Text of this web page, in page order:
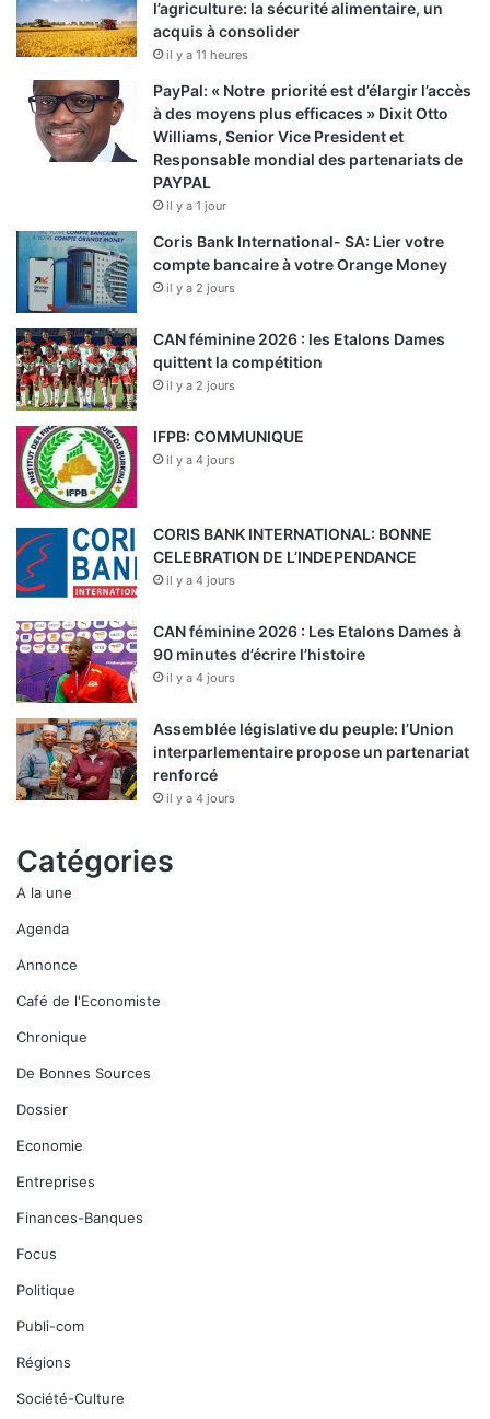
l’agriculture: la sécurité alimentaire, un
acquis à consolider
il y a 11 heures
PayPal: « Notre priorité est d’élargir l’accès
à des moyens plus efficaces » Dixit Otto
Williams, Senior Vice President et
Responsable mondial des partenariats de
PAYPAL
il y a 1 jour
Coris Bank International- SA: Lier votre
compte bancaire à votre Orange Money
il y a 2 jours
CAN féminine 2026 : les Etalons Dames
quittent la compétition
il y a 2 jours
IFPB: COMMUNIQUE
il y a 4 jours
CORIS BANK INTERNATIONAL: BONNE
CELEBRATION DE L’INDEPENDANCE
il y a 4 jours
CAN féminine 2026 : Les Etalons Dames à
90 minutes d’écrire l’histoire
il y a 4 jours
Assemblée législative du peuple: l’Union
interparlementaire propose un partenariat
renforcé
il y a 4 jours
Catégories
A la une
Agenda
Annonce
Café de l'Economiste
Chronique
De Bonnes Sources
Dossier
Economie
Entreprises
Finances-Banques
Focus
Politique
Publi-com
Régions
Société-Culture